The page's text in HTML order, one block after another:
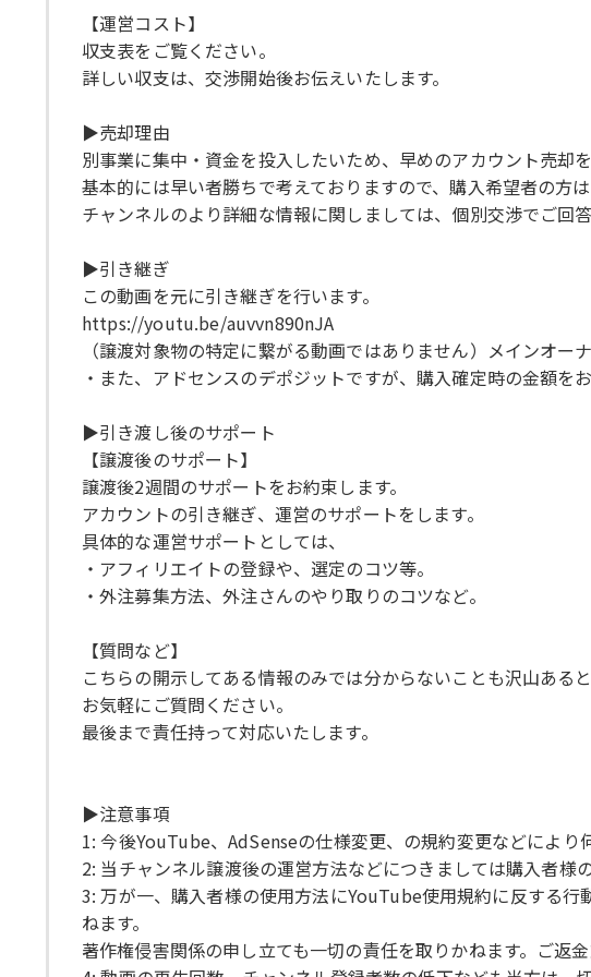
【運営コスト】
収支表をご覧ください。
詳しい収支は、交渉開始後お伝えいたします。
▶売却理由
別事業に集中・資金を投入したいため、早めのアカウント売却
基本的には早い者勝ちで考えておりますので、購入希望者の方
チャンネルのより詳細な情報に関しましては、個別交渉でご回答
▶引き継ぎ
この動画を元に引き継ぎを行います。
https://youtu.be/auvvn890nJA
（譲渡対象物の特定に繋がる動画ではありません）メインオー
・また、アドセンスのデポジットですが、購入確定時の金額を
▶引き渡し後のサポート
【譲渡後のサポート】
譲渡後2週間のサポートをお約束します。
アカウントの引き継ぎ、運営のサポートをします。
具体的な運営サポートとしては、
・アフィリエイトの登録や、選定のコツ等。
・外注募集方法、外注さんのやり取りのコツなど。
【質問など】
こちらの開示してある情報のみでは分からないことも沢山あると
お気軽にご質問ください。
最後まで責任持って対応いたします。
▶注意事項
1: 今後YouTube、AdSenseの仕様変更、の規約変更などによ
2: 当チャンネル譲渡後の運営方法などにつきましては購入者様
3: 万が一、購入者様の使用方法にYouTube使用規約に反する
ねます。
著作権侵害関係の申し立ても一切の責任を取りかねます。ご返